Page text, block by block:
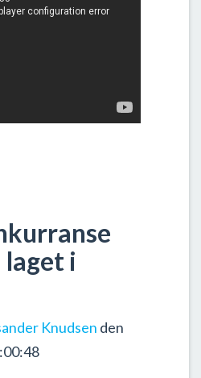
i
Knudsen den